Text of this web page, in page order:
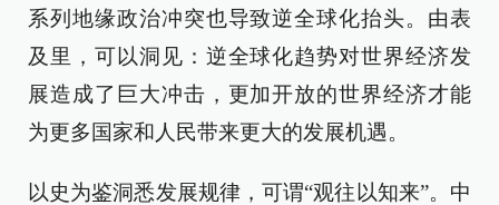
系列地缘政治冲突也导致逆全球化抬头。由表
及里，可以洞见：逆全球化趋势对世界经济发
展造成了巨大冲击，更加开放的世界经济才能
为更多国家和人民带来更大的发展机遇。
以史为鉴洞悉发展规律，可谓“观往以知来”。中